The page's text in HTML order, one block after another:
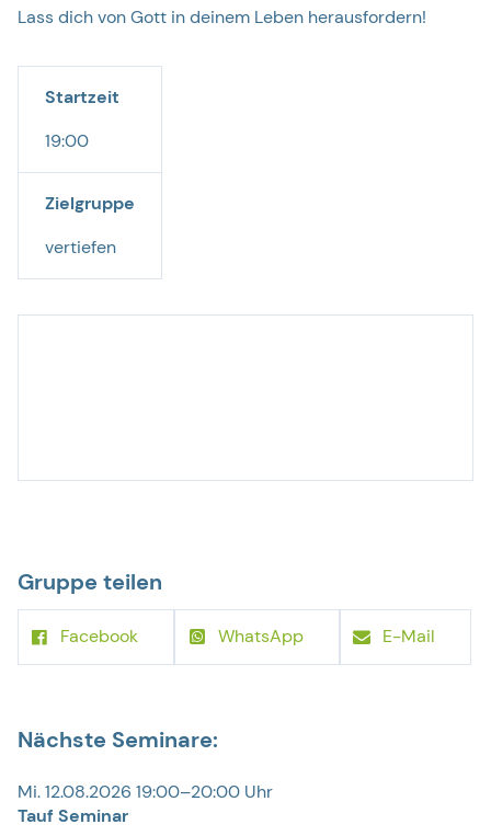
Lass dich von Gott in deinem Leben herausfordern!
Startzeit
19:00
Zielgruppe
vertiefen
Gruppe teilen
Facebook WhatsApp E-Mail
Nächste Seminare:
Mi. 12.08.2026 19:00–20:00 Uhr
Tauf Seminar